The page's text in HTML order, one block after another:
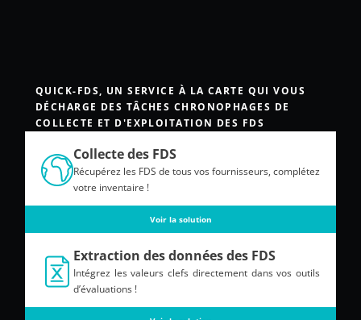
QUICK-FDS, UN SERVICE À LA CARTE QUI VOUS
DÉCHARGE DES TÂCHES CHRONOPHAGES DE
COLLECTE ET D'EXPLOITATION DES FDS
Collecte des FDS
Récupérez les FDS de tous vos fournisseurs, complétez
votre inventaire !
Voir la solution
Extraction des données des FDS
Intégrez les valeurs clefs directement dans vos outils
d’évaluations !